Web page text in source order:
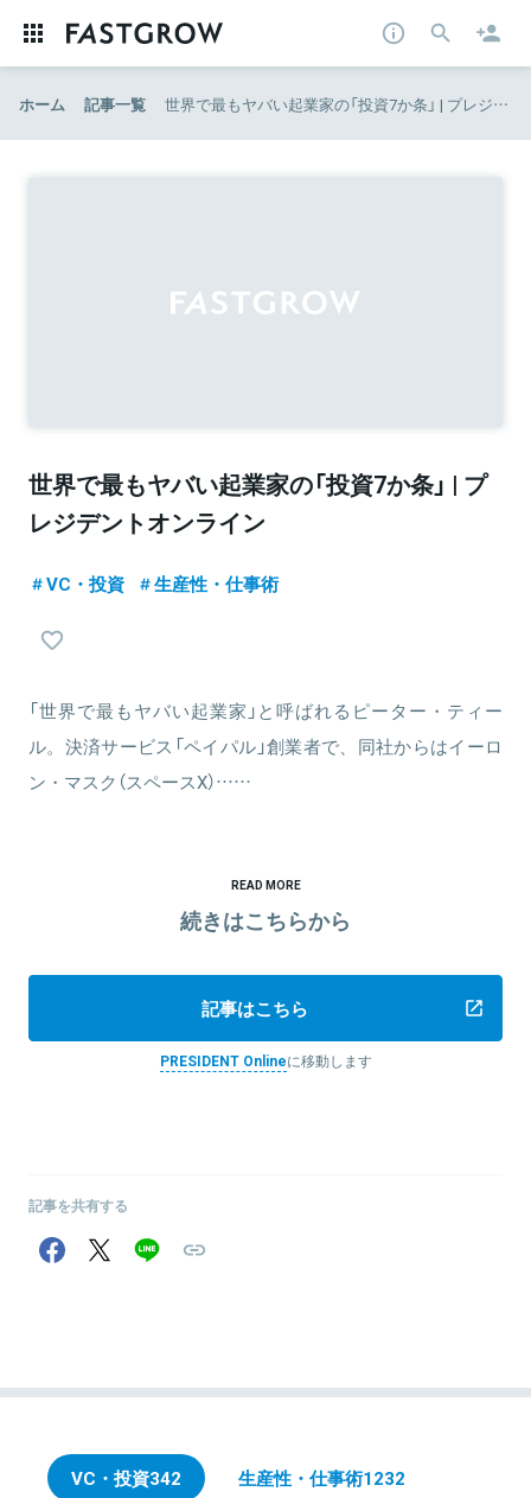
ホーム 記事一覧 世界で最もヤバい起業家の「投資7か条」 | プレジデントオンライン
世界で最もヤバい起業家の「投資7か条」 | プ
レジデントオンライン
VC・投資 生産性・仕事術
「世界で最もヤバい起業家」と呼ばれるピーター・ティー
ル。決済サービス「ペイパル」創業者で、同社からはイーロ
ン・マスク（スペースX）……
READ MORE
続きはこちらから
記事はこちら
PRESIDENT Onlineに移動します
記事を共有する
VC・投資342 生産性・仕事術1232